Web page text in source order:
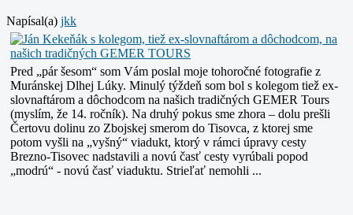
Napísal(a) jkk
Pred „pár šesom“ som Vám poslal moje tohoročné fotografie z
Muránskej Dlhej Lúky. Minulý týždeň som bol s kolegom tiež ex-
slovnaftárom a dôchodcom na našich tradičných GEMER Tours
(myslím, že 14. ročník). Na druhý pokus sme zhora – dolu prešli
Čertovu dolinu zo Zbojskej smerom do Tisovca, z ktorej sme
potom vyšli na „vyšný“ viadukt, ktorý v rámci úpravy cesty
Brezno-Tisovec nadstavili a novú časť cesty vyrúbali popod
„modrú“ - novú časť viaduktu. Strieľať nemohli ...